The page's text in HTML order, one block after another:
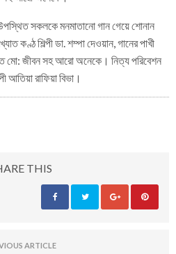
সকলকে মনমাতানো গান গেয়ে শোনান
কণ্ঠ শিল্পী ডা. শম্পা দেওয়ান, গানের পাখী
মো: জীবন সহ আরো অনেকে। নিত্য পরিবেশন
আতিয়া রাফিয়া বিভা।
THIS
ARTICLE